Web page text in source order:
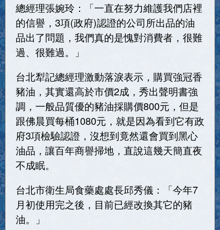
總經理張婉玲：「一直在努力維護我們店裡
的信譽，3項(政府)認證的公司所出品的油
品出了問題，我們真的是愧對消費者，很難
過、很難過。」
台北犁記總經理激動落淚表示，購買強冠香
豬油，其實還高於市價2成，秀出聲明書強
調，一般品質優的豬油採購價800元，但是
跟佛晨買每桶1080元，就是因為看到它有政
府3項檢驗認證，沒想到竟然還會買到黑心
油品，讓百年商譽掃地，直說這幾天簡直夜
不成眠。
台北市衛生局食藥處處長邱秀儀：「今年7
月初使用完之後，目前已經改換其它的豬
油。」